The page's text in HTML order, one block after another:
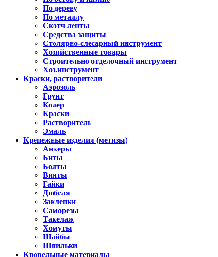
По дереву
По металлу
Скотч ленты
Средства защиты
Столярно-слесарный инструмент
Хозяйственные товары
Строительно отделочный инструмент
Хоз.инструмент
Краски, растворители
Аэрозоль
Грунт
Колер
Краски
Растворитель
Эмаль
Крепежные изделия (метизы)
Анкеры
Биты
Болты
Винты
Гайки
Дюбеля
Заклепки
Саморезы
Такелаж
Хомуты
Шайбы
Шпильки
Кровельные материалы